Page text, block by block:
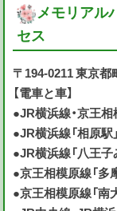
メモリアル
セス
〒194-0211 東京
【電車と車】
●JR横浜線・京王
●JR横浜線「相原
●JR横浜線「八王
●京王相模原線「多
●京王相模原線「南